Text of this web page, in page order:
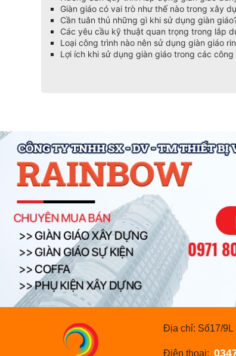
Giàn giáo có vai trò như thế nào trong xây
Cần tuân thủ những gì khi sử dụng giàn
Các yêu cầu kỹ thuật quan trọng trong lắp
Loại công trình nào nên sử dụng giàn giáo
Lợi ích khi sử dụng giàn giáo trong các
Địa chỉ: Số17/9L
Điện thoại: